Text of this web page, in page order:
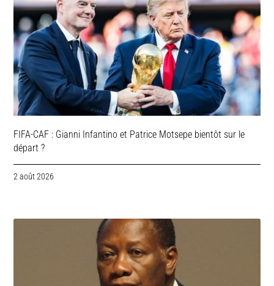
FIFA-CAF : Gianni Infantino et Patrice Motsepe bientôt sur le
départ ?
2 août 2026